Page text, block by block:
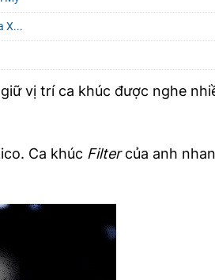
X...
vị trí ca khúc được nghe
Ca khúc Filtercủa anh